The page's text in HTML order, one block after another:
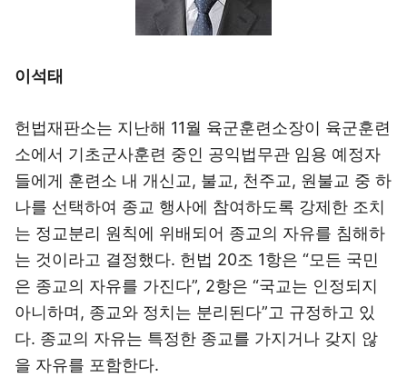
이석태
헌법재판소는 지난해 11월 육군훈련소장이 육군훈련
소에서 기초군사훈련 중인 공익법무관 임용 예정자
들에게 훈련소 내 개신교, 불교, 천주교, 원불교 중 하
나를 선택하여 종교 행사에 참여하도록 강제한 조치
는 정교분리 원칙에 위배되어 종교의 자유를 침해하
는 것이라고 결정했다. 헌법 20조 1항은 “모든 국민
은 종교의 자유를 가진다”, 2항은 “국교는 인정되지
아니하며, 종교와 정치는 분리된다”고 규정하고 있
다. 종교의 자유는 특정한 종교를 가지거나 갖지 않
을 자유를 포함한다.